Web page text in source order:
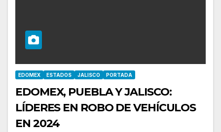
EDOMEX ESTADOS JALISCO PORTADA
EDOMEX, PUEBLA Y JALISCO:
LÍDERES EN ROBO DE VEHÍCULOS
EN 2024